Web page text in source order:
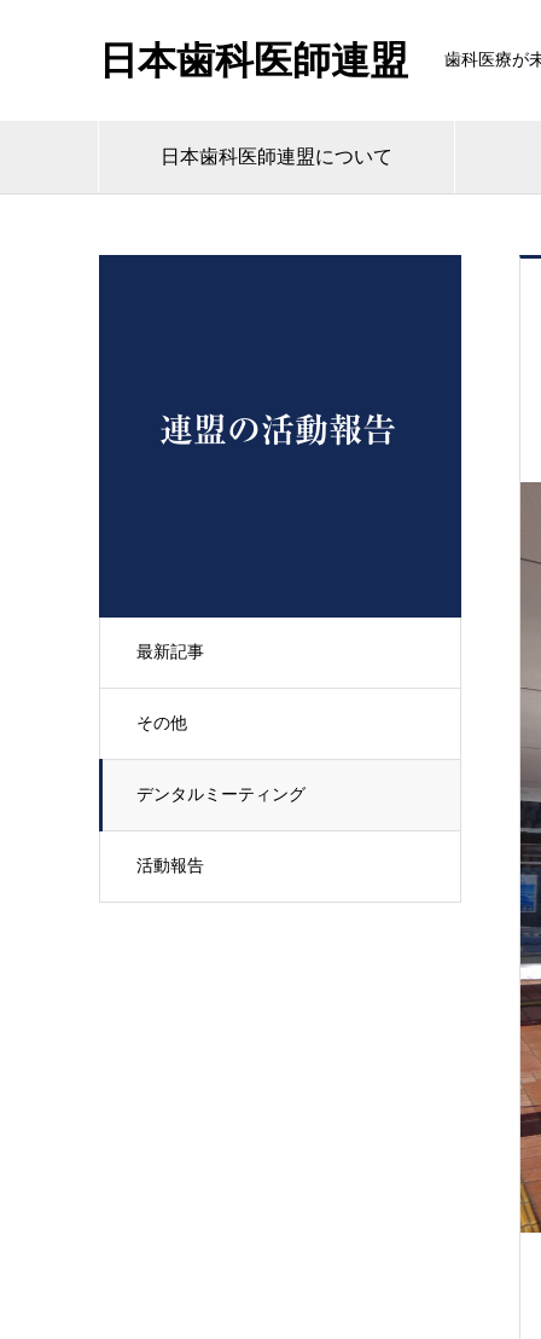
日本歯科医師連盟 歯科医療が
日本歯科医師連盟について
連盟の活動報告
最新記事
その他
デンタルミーティング
活動報告